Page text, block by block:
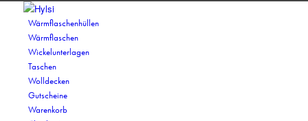
Wärmflaschenhüllen
Wärmflaschen
Wickelunterlagen
Taschen
Wolldecken
Gutscheine
Warenkorb